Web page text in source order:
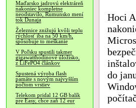
Maďarsko jadrovú elektráreň
nakoniec kompletne
neodstavilo, Rumunsko mení
tok Dunaja
Železnice znižujú kvôli teplu
rýchlosť iba na 50 km/h,
spôsobuje to meškanie
V Poľsku spustili takmer
gigawatthodinové úložisko,
z LiFePO4 článkov
Spustená výroba flash
pamäte s novým najvyšším
počtom vrstiev
Telekom pridal 12 GB balík
pre Easy, chce zaň 12 eur
Hoci
do